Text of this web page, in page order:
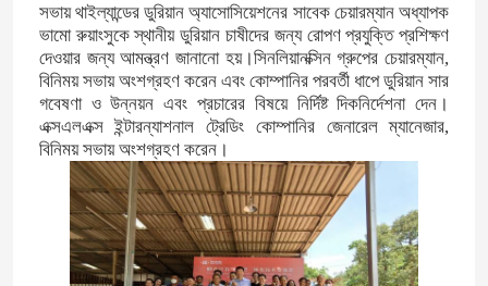
সভায় থাইল্যান্ডের ডুরিয়ান অ্যাসোসিয়েশনের সাবেক চেয়ারম্যান অধ্যাপক
ভামো রুয়াংসুকে স্থানীয় ডুরিয়ান চাষীদের জন্য রোপণ প্রযুক্তি প্রশিক্ষণ
দেওয়ার জন্য আমন্ত্রণ জানানো হয়।সিনলিয়ানক্সিন গ্রুপের চেয়ারম্যান,
বিনিময় সভায় অংশগ্রহণ করেন এবং কোম্পানির পরবর্তী ধাপে ডুরিয়ান সার
গবেষণা ও উন্নয়ন এবং প্রচারের বিষয়ে নির্দিষ্ট দিকনির্দেশনা দেন।
এক্সএলএক্স ইন্টারন্যাশনাল ট্রেডিং কোম্পানির জেনারেল ম্যানেজার,
বিনিময় সভায় অংশগ্রহণ করেন।